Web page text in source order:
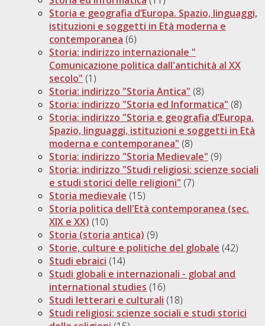
Storia e geografia d’Europa. Spazio, linguaggi,
istituzioni e soggetti in Età moderna e
contemporanea (6)
Storia: indirizzo internazionale "
Comunicazione politica dall'antichità al XX
secolo" (1)
Storia: indirizzo "Storia Antica" (8)
Storia: indirizzo "Storia ed Informatica" (8)
Storia: indirizzo "Storia e geografia d’Europa.
Spazio, linguaggi, istituzioni e soggetti in Età
moderna e contemporanea" (8)
Storia: indirizzo "Storia Medievale" (9)
Storia: indirizzo "Studi religiosi: scienze sociali
e studi storici delle religioni" (7)
Storia medievale (15)
Storia politica dell'Età contemporanea (sec.
XIX e XX) (10)
Storia (storia antica) (9)
Storie, culture e politiche del globale (42)
Studi ebraici (14)
Studi globali e internazionali - global and
international studies (16)
Studi letterari e culturali (18)
Studi religiosi: scienze sociali e studi storici